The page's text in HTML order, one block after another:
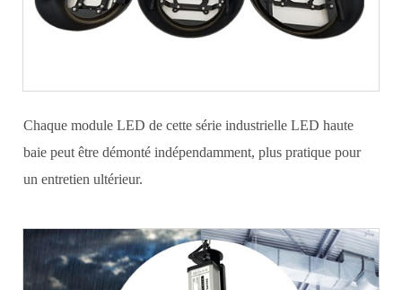
Chaque module LED de cette série industrielle LED haute
baie peut être démonté indépendamment, plus pratique pour
un entretien ultérieur.